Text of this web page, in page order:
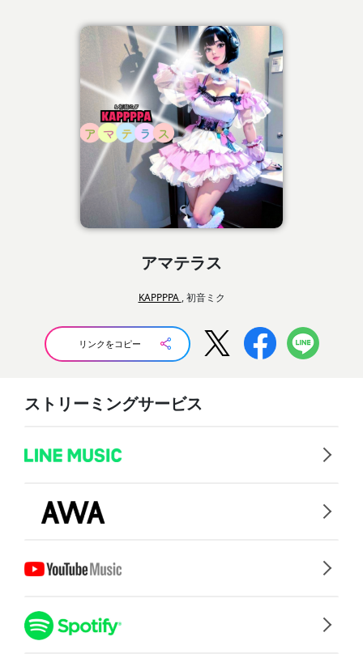
アマテラス
KAPPPPA , 初音ミク
リンクをコピー
ストリーミングサービス